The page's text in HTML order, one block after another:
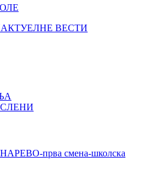
АКТУЕЛНЕ ВЕСТИ